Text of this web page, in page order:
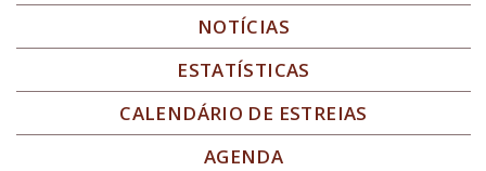
NOTÍCIAS
ESTATÍSTICAS
CALENDÁRIO DE ESTREIAS
AGENDA